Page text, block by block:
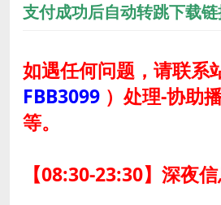
支付成功后自动转跳下载链
如遇任何问题，请联系
FBB3099 ） 处理-协助
等。
【08:30-23:30】深夜